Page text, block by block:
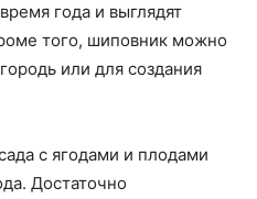
года и выглядят
того, шиповник можно
или для создания
с ягодами и плодами
Достаточно